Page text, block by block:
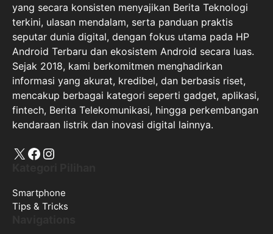
yang secara konsisten menyajikan Berita Teknologi
terkini, ulasan mendalam, serta panduan praktis
seputar dunia digital, dengan fokus utama pada HP
Android Terbaru dan ekosistem Android secara luas.
Sejak 2018, kami berkomitmen menghadirkan
informasi yang akurat, kredibel, dan berbasis riset,
mencakup berbagai kategori seperti gadget, aplikasi,
fintech, Berita Telekomunikasi, hingga perkembangan
kendaraan listrik dan inovasi digital lainnya.
X Facebook
Instagram
Smartphone
Tips & Tricks